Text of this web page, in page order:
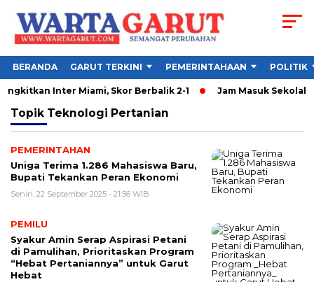
BERANDA GARUT TERKINI PEMERINTAHAAN POLITIK
Inter Miami, Skor Berbalik 2-1 Jam Masuk Sekolah
Topik Teknologi Pertanian
PEMERINTAHAN
Uniga Terima 1.286 Mahasiswa Baru,
Bupati Tekankan Peran Ekonomi
Senin, 22 September 2025 - 21:56 WIB
PEMILU
Syakur Amin Serap Aspirasi Petani
di Pamulihan, Prioritaskan Program
“Hebat Pertaniannya” untuk Garut
Hebat